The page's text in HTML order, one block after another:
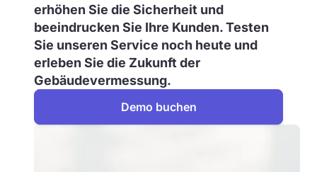
erhöhen Sie die Sicherheit und
beeindrucken Sie Ihre Kunden. Testen
Sie unseren Service noch heute und
erleben Sie die Zukunft der
Gebäudevermessung.
Demo buchen